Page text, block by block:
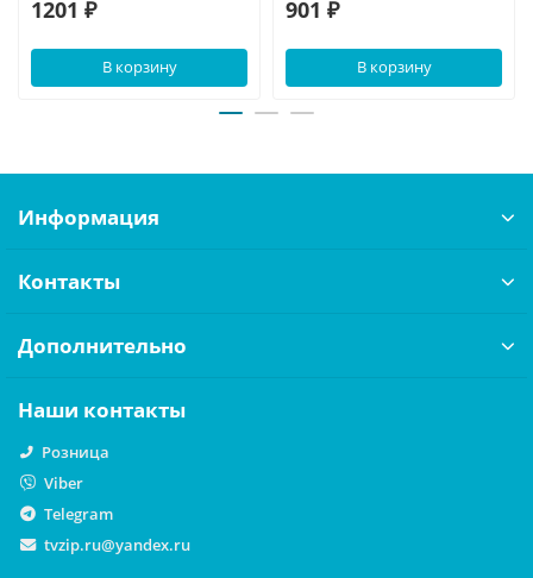
1201 ₽
В корзину
901 ₽
В корзину
Информация
Контакты
Дополнительно
Наши контакты
Розница
Viber
Telegram
tvzip.ru@yandex.ru